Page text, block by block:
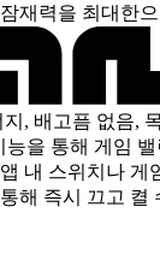
재력을 최대한
, 배고픔 없음,
을 통해 게임
내 스위치나 게
해 즉시 끄고 켤